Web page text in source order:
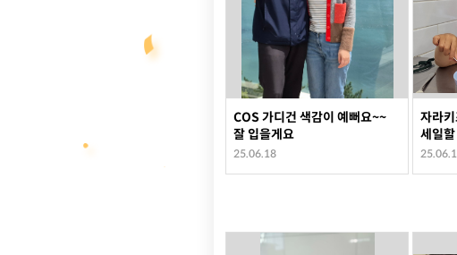
COS 가디건 색감이 예뻐요~~
잘 입을게요
25.06.18
자라
세일
~